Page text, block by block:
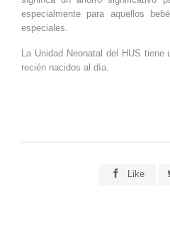
especialmente para aquellos
especiales.
La Unidad Neonatal del HUS tiene
recién nacidos al día.
 Like